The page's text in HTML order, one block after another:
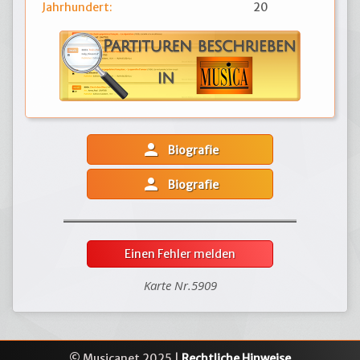
Jahrhundert: 20
person Biografie
person Biografie
Einen Fehler melden
Karte Nr.5909